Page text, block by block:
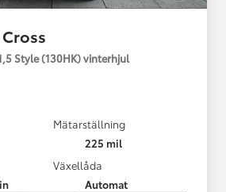
Style (130HK) vinterhjul
Mätarställning
225 mil
Växellåda
Automat